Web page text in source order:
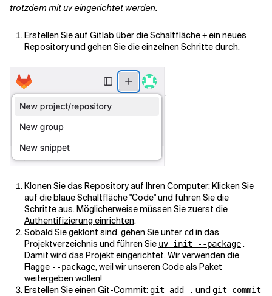
trotzdem mit uv eingerichtet werden.
Erstellen Sie auf Gitlab über die Schaltfläche+ein neues
Repository und gehen Sie die einzelnen Schritte durch.
Klonen Sie das Repository auf Ihren Computer: Klicken Sie
auf die blaue Schaltfläche "Code" und führen Sie die
Schritte aus. Möglicherweise müssen Sie zuerst die
Authentifizierung einrichten.
Sobald Sie geklont sind, gehen Sie unter cd in das
Projektverzeichnis und führen Sie uv init --package.
Damit wird das Projekt eingerichtet. Wir verwenden die
Flagge --package, weil wir unseren Code als Paket
weitergeben wollen!
Erstellen Sie einen Git-Commit:git add . und git commit